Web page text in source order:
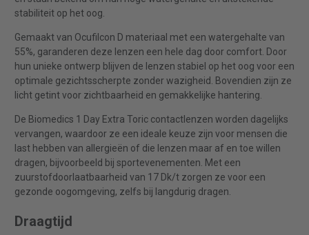
stabiliteit op het oog.
Gemaakt van Ocufilcon D materiaal met een watergehalte van
55%, garanderen deze lenzen een hele dag door comfort. Door
hun unieke ontwerp blijven de lenzen stabiel op het oog voor een
optimale gezichtsscherpte zonder wazigheid. Bovendien zijn ze
licht getint voor zichtbaarheid en gemakkelijke hantering.
De Biomedics 1 Day Extra Toric contactlenzen worden dagelijks
vervangen, waardoor ze een ideale keuze zijn voor mensen die
last hebben van allergieën of die lenzen maar af en toe willen
dragen, bijvoorbeeld bij sportevenementen. Met een
zuurstofdoorlaatbaarheid van 17 Dk/t zorgen ze voor een
gezonde oogomgeving, zelfs bij langdurig dragen.
Draagtijd